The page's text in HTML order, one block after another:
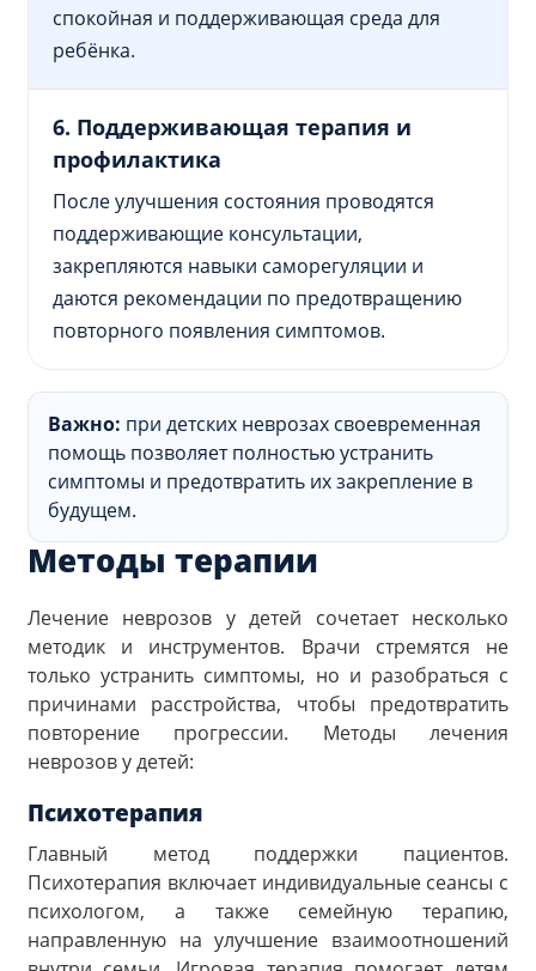
спокойная и поддерживающая среда для
ребёнка.
6. Поддерживающая терапия и
профилактика
После улучшения состояния проводятся
поддерживающие консультации,
закрепляются навыки саморегуляции и
даются рекомендации по предотвращению
повторного появления симптомов.
Важно: при детских неврозах своевременная
помощь позволяет полностью устранить
симптомы и предотвратить их закрепление в
будущем.
Методы терапии
Лечение неврозов у детей сочетает несколько
методик и инструментов. Врачи стремятся не
только устранить симптомы, но и разобраться с
причинами расстройства, чтобы предотвратить
повторение прогрессии. Методы лечения
неврозов у детей:
Психотерапия
Главный метод поддержки пациентов.
Психотерапия включает индивидуальные сеансы с
психологом, а также семейную терапию,
направленную на улучшение взаимоотношений